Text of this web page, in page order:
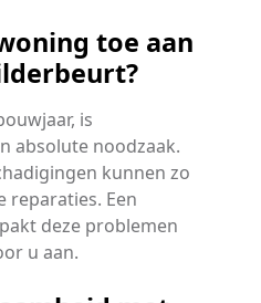
toe aan
is
absolute noodzaak.
kunnen zo
Een
deze problemen
u aan.